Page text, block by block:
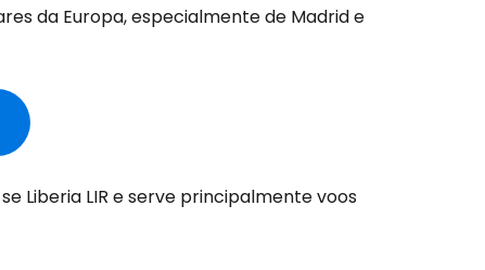
da Europa, especialmente de Madrid e
Liberia LIR e serve principalmente voos
no Cestee